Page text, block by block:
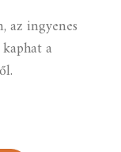
az ingyenes
a